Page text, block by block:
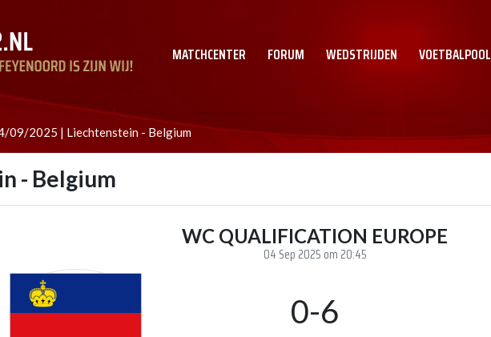
MATCHCENTER FORUM WEDSTRIJDEN VOETBALPOOL
09/2025 | Liechtenstein - Belgium
- Belgium
WC QUALIFICATION EUROPE
04 Sep 2025 om 20:45
0-6